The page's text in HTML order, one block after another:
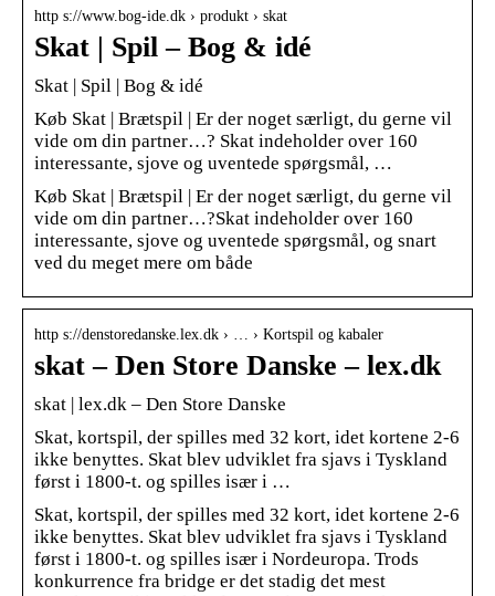
http s://www.bog-ide.dk › produkt › skat
Skat | Spil – Bog & idé
Skat | Spil | Bog & idé
Køb Skat | Brætspil | Er der noget særligt, du gerne vil
vide om din partner…? Skat indeholder over 160
interessante, sjove og uventede spørgsmål, …
Køb Skat | Brætspil | Er der noget særligt, du gerne vil
vide om din partner…?Skat indeholder over 160
interessante, sjove og uventede spørgsmål, og snart
ved du meget mere om både
http s://denstoredanske.lex.dk › … › Kortspil og kabaler
skat – Den Store Danske – lex.dk
skat | lex.dk – Den Store Danske
Skat, kortspil, der spilles med 32 kort, idet kortene 2-6
ikke benyttes. Skat blev udviklet fra sjavs i Tyskland
først i 1800-t. og spilles især i …
Skat, kortspil, der spilles med 32 kort, idet kortene 2-6
ikke benyttes. Skat blev udviklet fra sjavs i Tyskland
først i 1800-t. og spilles især i Nordeuropa. Trods
konkurrence fra bridge er det stadig det mest